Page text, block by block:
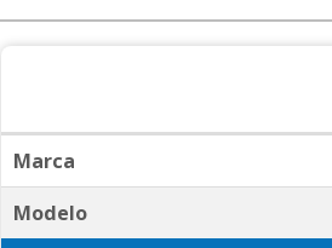
Marca
Modelo